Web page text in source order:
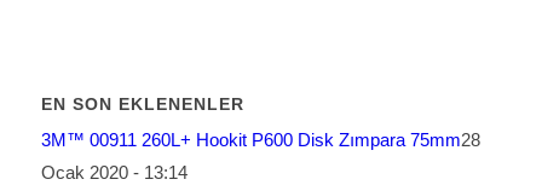
EN SON EKLENENLER
3M™ 00911 260L+ Hookit P600 Disk Zımpara 75mm28
Ocak 2020 - 13:14